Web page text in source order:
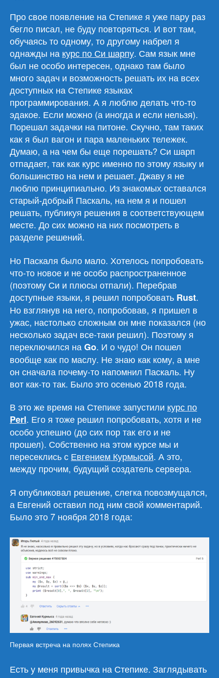
Про свое появление на Степике я уже пару раз
бегло писал, не буду повторяться. И вот там,
обучаясь то одному, то другому набрел я
однажды на курс по Си шарпу. Сам язык мне
был не особо интересен, однако там было
много задач и возможность решать их на всех
доступных на Степике языках
программирования. А я люблю делать что-то
эдакое. Если можно (а иногда и если нельзя).
Порешал задачки на питоне. Скучно, там таких
как я был вагон и пара маленьких тележек.
Думаю, а на чем бы еще порешать? Си шарп
отпадает, так как курс именно по этому языку и
большинство на нем и решает. Джаву я не
люблю принципиально. Из знакомых оставался
старый-добрый Паскаль, на нем я и пошел
решать, публикуя решения в соответствующем
месте. До сих можно на них посмотреть в
разделе решений.
Но Паскаля было мало. Хотелось попробовать
что-то новое и не особо распространенное
(поэтому Си и плюсы отпали). Перебрав
доступные языки, я решил попробовать Rust.
Но взглянув на него, попробовав, я пришел в
ужас, настолько сложным он мне показался (но
несколько задач все-таки решил). Поэтому я
переключился на Go. И о чудо! Он пошел
вообще как по маслу. Не знаю как кому, а мне
он сначала почему-то напомнил Паскаль. Ну
вот как-то так. Было это осенью 2018 года.
В это же время на Степике запустили курс по
Perl. Его я тоже решил попробовать, хотя и не
особо успешно (до сих пор так его и не
прошел). Собственно на этом курсе мы и
пересеклись с Евгением Курмысой. А это,
между прочим, будущий создатель сервера.
Я опубликовал решение, слегка повозмущался,
а Евгений оставил под ним свой комментарий.
Было это 7 ноября 2018 года:
Первая встреча на полях Степика
Есть у меня привычка на Степике. Заглядывать